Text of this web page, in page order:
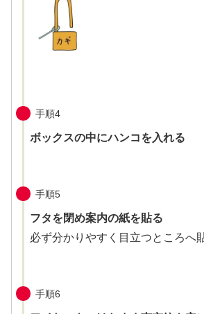
手順4
ボックスの中にハンコを入れる
手順5
フタを閉め案内の紙を貼る
必ず分かりやすく目立つところへ
手順6